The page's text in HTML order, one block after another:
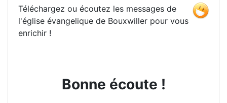
Téléchargez ou écoutez les messages de
l'église évangelique de Bouxwiller pour vous
enrichir !
Bonne écoute !